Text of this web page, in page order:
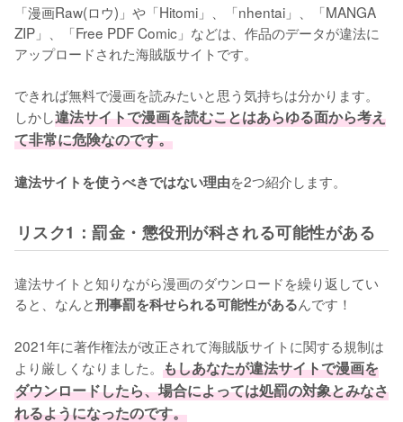
「漫画Raw(ロウ)」や「Hitomi」、「nhentai」、「MANGA
ZIP」、「Free PDF Comic」などは、作品のデータが違法に
アップロードされた海賊版サイトです。
できれば無料で漫画を読みたいと思う気持ちは分かります。
しかし違法サイトで漫画を読むことはあらゆる面から考え
て非常に危険なのです。
違法サイトを使うべきではない理由を2つ紹介します。
リスク1：罰金・懲役刑が科される可能性がある
違法サイトと知りながら漫画のダウンロードを繰り返してい
ると、なんと刑事罰を科せられる可能性があるんです！
2021年に著作権法が改正されて海賊版サイトに関する規制は
より厳しくなりました。 もしあなたが違法サイトで漫画を
ダウンロードしたら、場合によっては処罰の対象とみなさ
れるようになったのです。